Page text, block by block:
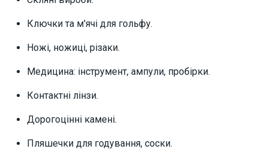
Ключки та м'ячі для гольфу.
Ножі, ножиці, різаки.
Медицина: інструмент, ампули, пробірки.
Контактні лінзи.
Дорогоцінні камені.
Пляшечки для годування, соски.